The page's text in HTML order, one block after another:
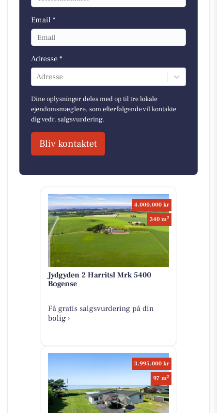
Email *
Adresse *
Adresse
Dine oplysninger deles med op til tre lokale
ejendomsmæglere, som efterfølgende vil kontakte
dig vedr. salgsvurdering.
Bliv kontaktet
4.000.000 kr
340 m2
Jydgyden 2 Harritsl Mrk 5400
Bogense
Få gratis salgsvurdering på din
bolig ›
3.995.000 kr
97 m2